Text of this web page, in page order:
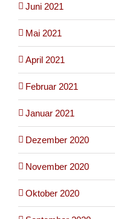
Juni 2021
Mai 2021
April 2021
Februar 2021
Januar 2021
Dezember 2020
November 2020
Oktober 2020